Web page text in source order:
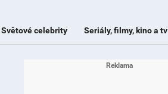
Světové celebrity Seriály, filmy, kino a tv